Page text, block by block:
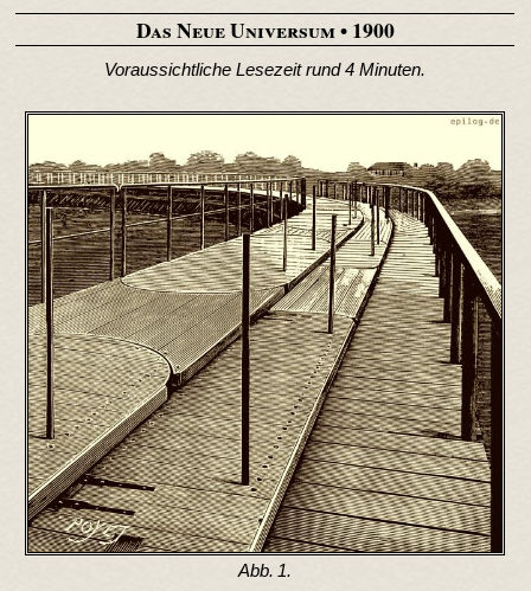
Das Neue Universum• 1900
Voraussichtliche Lesezeit rund 4 Minuten.
Abb. 1.